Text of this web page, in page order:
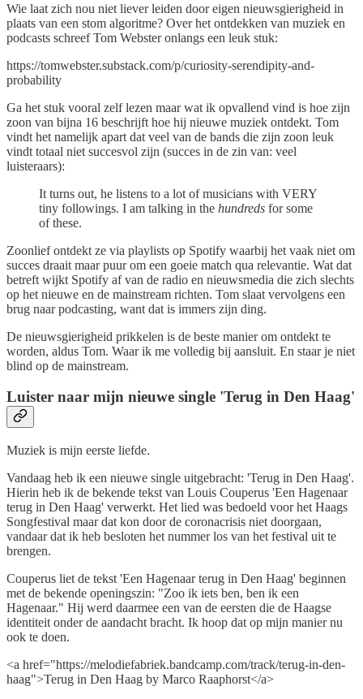
Wie laat zich nou niet liever leiden door eigen nieuwsgierigheid in
plaats van een stom algoritme? Over het ontdekken van muziek en
podcasts schreef Tom Webster onlangs een leuk stuk:
https://tomwebster.substack.com/p/curiosity-serendipity-and-
probability
Ga het stuk vooral zelf lezen maar wat ik opvallend vind is hoe zijn
zoon van bijna 16 beschrijft hoe hij nieuwe muziek ontdekt. Tom
vindt het namelijk apart dat veel van de bands die zijn zoon leuk
vindt totaal niet succesvol zijn (succes in de zin van: veel
luisteraars):
It turns out, he listens to a lot of musicians with VERY
tiny followings. I am talking in the hundreds for some
of these.
Zoonlief ontdekt ze via playlists op Spotify waarbij het vaak niet om
succes draait maar puur om een goeie match qua relevantie. Wat dat
betreft wijkt Spotify af van de radio en nieuwsmedia die zich slechts
op het nieuwe en de mainstream richten. Tom slaat vervolgens een
brug naar podcasting, want dat is immers zijn ding.
De nieuwsgierigheid prikkelen is de beste manier om ontdekt te
worden, aldus Tom. Waar ik me volledig bij aansluit. En staar je niet
blind op de mainstream.
Luister naar mijn nieuwe single 'Terug in Den Haag'
Muziek is mijn eerste liefde.
Vandaag heb ik een nieuwe single uitgebracht: 'Terug in Den Haag'.
Hierin heb ik de bekende tekst van Louis Couperus 'Een Hagenaar
terug in Den Haag' verwerkt. Het lied was bedoeld voor het Haags
Songfestival maar dat kon door de coronacrisis niet doorgaan,
vandaar dat ik heb besloten het nummer los van het festival uit te
brengen.
Couperus liet de tekst 'Een Hagenaar terug in Den Haag' beginnen
met de bekende openingszin: "Zoo ik iets ben, ben ik een
Hagenaar." Hij werd daarmee een van de eersten die de Haagse
identiteit onder de aandacht bracht. Ik hoop dat op mijn manier nu
ook te doen.
<a href="https://melodiefabriek.bandcamp.com/track/terug-in-den-
haag">Terug in Den Haag by Marco Raaphorst</a>